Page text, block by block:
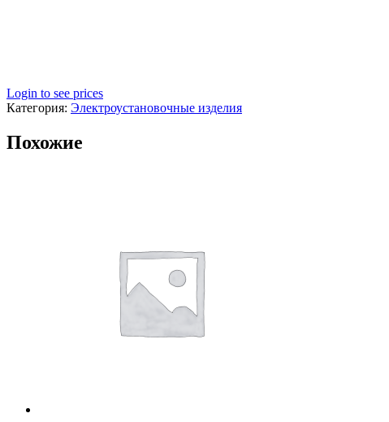
Login to see prices
Категория: Электроустановочные изделия
Похожие